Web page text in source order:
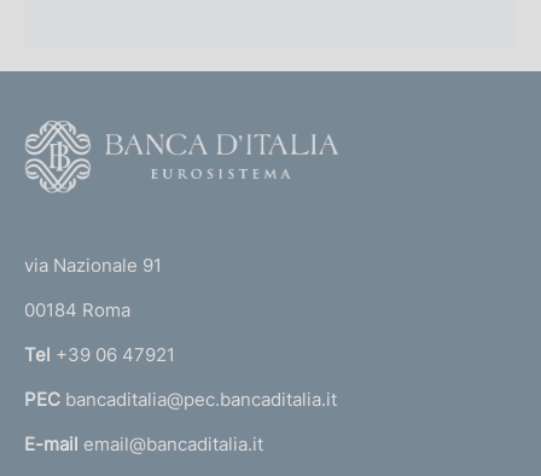
r
n
a
l
via Nazionale 91
00184 Roma
Tel +39 06 47921
PEC bancaditalia@pec.bancaditalia.it
E-mail email@bancaditalia.it